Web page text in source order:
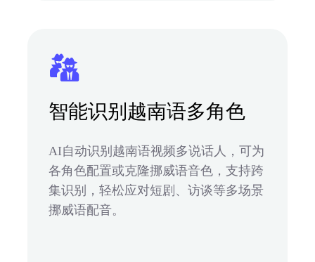
智能识别越南语多角色
AI自动识别越南语视频多说话人，可为
各角色配置或克隆挪威语音色，支持跨
集识别，轻松应对短剧、访谈等多场景
挪威语配音。